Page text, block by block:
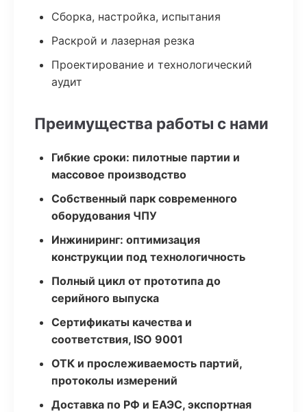
Сборка, настройка, испытания
Раскрой и лазерная резка
Проектирование и технологический
аудит
Преимущества работы с нами
Гибкие сроки: пилотные партии и
массовое производство
Собственный парк современного
оборудования ЧПУ
Инжиниринг: оптимизация
конструкции под технологичность
Полный цикл от прототипа до
серийного выпуска
Сертификаты качества и
соответствия, ISO 9001
ОТК и прослеживаемость партий,
протоколы измерений
Доставка по РФ и ЕАЭС, экспортная